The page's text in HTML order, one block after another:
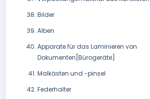
Bilder
Alben
Apparate für das Laminieren von
Dokumenten[Bürogeräte]
Malkästen und -pinsel
Federhalter